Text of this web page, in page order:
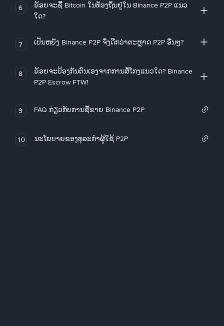
6
ຂ້ອຍຈະຊື້ Bitcoin ໃນທ້ອງຖິ່ນຢູ່ໃນ Binance P2P ແນວ
ໃດ?
7 ເປັນຫຍັງ Binance P2P ຈຶ່ງດີກວ່າຕະຫຼາດ P2P ອື່ນໆ?
8
ຂ້ອຍຈະປ້ອງກັນຕົນເອງຈາກການສໍ້ໂກງແນວໃດ? Binance
P2P Escrow FTW!
9 FAQ ກ່ຽວກັບການຊື້ຂາຍ Binance P2P
10 ນະໂຍບາຍຂອງທຸລະກໍາຜູ້ໃຊ້ P2P